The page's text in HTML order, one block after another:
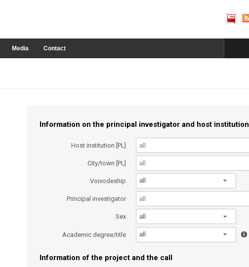
Media Contact
Information on the principal investigator and host institution
Host institution [PL]
City/town [PL]
Voivodeship all
Principal investigator
Sex all
Academic degree/title all
Information of the project and the call